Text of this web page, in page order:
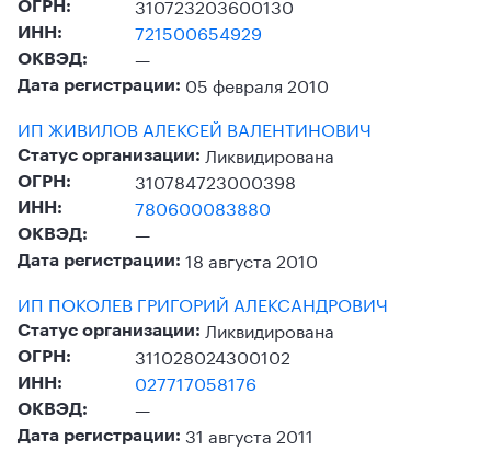
ОГРН:
ИНН: 721500654929
ОКВЭД: —
Дата регистрации: 05 февраля 2010
ИП ЖИВИЛОВ АЛЕКСЕЙ ВАЛЕНТИНОВИЧ
Статус организации: Ликвидирована
ОГРН: 310784723000398
ИНН: 780600083880
ОКВЭД: —
Дата регистрации: 18 августа 2010
ИП ПОКОЛЕВ ГРИГОРИЙ АЛЕКСАНДРОВИЧ
Статус организации: Ликвидирована
ОГРН: 311028024300102
ИНН: 027717058176
ОКВЭД: —
Дата регистрации: 31 августа 2011